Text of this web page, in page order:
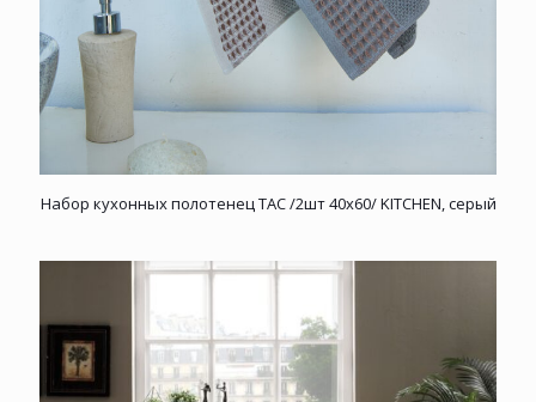
Набор кухонных полотенец TAC /2шт 40х60/ KITCHEN, серый